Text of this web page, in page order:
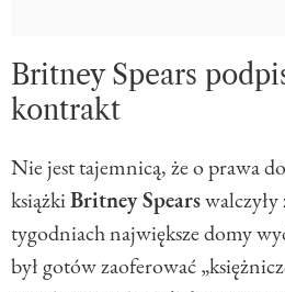
Britney Spears
kontrakt
Nie jest tajemnicą, że o prawa
książkiBritney Spears
tygodniach największe domy
był gotów zaoferować